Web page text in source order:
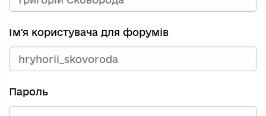
Ім'я користувача для форумів
Пароль